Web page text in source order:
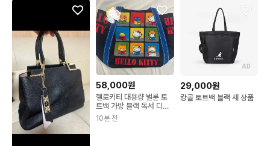
58,000원
헬로키티 대용량 벌룬 토
트백 가방 블랙 독서 디자
인 해외 여행용가방
10분 전
AD
29,000원
캉골 토트백 블랙 새 상품